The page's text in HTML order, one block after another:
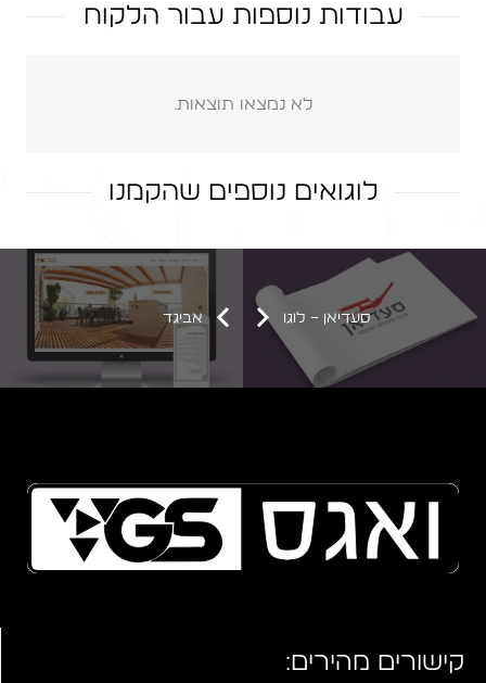
עבודות נוספות עבור הלקוח
לא נמצאו תוצאות.
לוגואים נוספים שהקמנו
סעדיאן – לוגו
אתר אינטרנט – אליצור טופולסקי
קולינר ארגן – עיצוב מותג ומוצר לשמן ארגן
אביגד סעדיאן – לוגו
קישורים מהירים: